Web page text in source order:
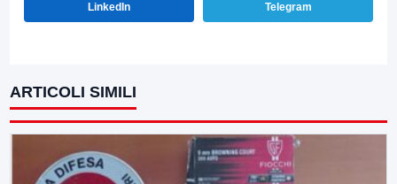
LinkedIn Telegram
ARTICOLI SIMILI